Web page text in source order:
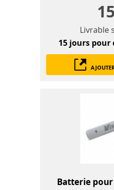
15
Livrable
15 jours pour
Batterie